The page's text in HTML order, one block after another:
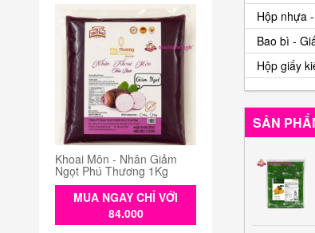
Khoai Môn - Nhân Giảm
Ngọt Phú Thương 1Kg
MUA NGAY CHỈ VỚI
84.000
Hộp nhựa
Bao bì -
Hộp giấy
SẢN